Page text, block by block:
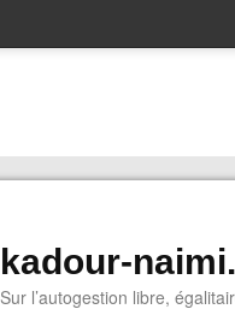
kadour-
Sur l’autogestion libre,